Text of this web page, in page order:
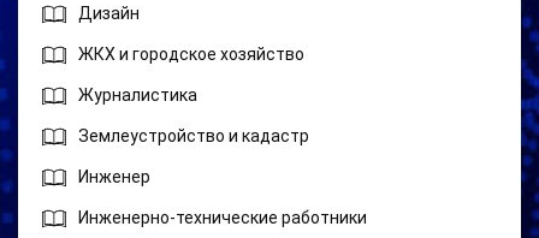
Дизайн
ЖКХ и городское хозяйство
Журналистика
Землеустройство и кадастр
Инженер
Инженерно-технические работники